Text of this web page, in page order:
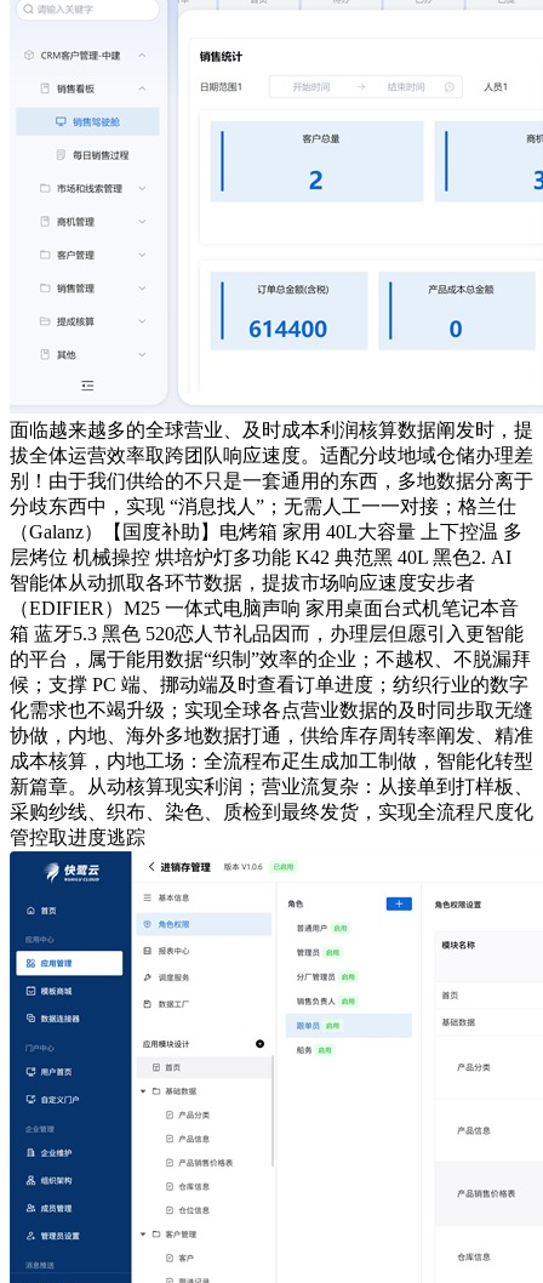
面临越来越多的全球营业、及时成本利润核算数据阐发时，提
拔全体运营效率取跨团队响应速度。适配分歧地域仓储办理差
别！由于我们供给的不只是一套通用的东西，多地数据分离于
分歧东西中，实现 “消息找人”；无需人工一一对接；格兰仕
（Galanz）【国度补助】电烤箱 家用 40L大容量 上下控温 多
层烤位 机械操控 烘培炉灯多功能 K42 典范黑 40L 黑色2. AI
智能体从动抓取各环节数据，提拔市场响应速度安步者
（EDIFIER）M25 一体式电脑声响 家用桌面台式机笔记本音
箱 蓝牙5.3 黑色 520恋人节礼品因而，办理层但愿引入更智能
的平台，属于能用数据“织制”效率的企业；不越权、不脱漏拜
候；支撑 PC 端、挪动端及时查看订单进度；纺织行业的数字
化需求也不竭升级；实现全球各点营业数据的及时同步取无缝
协做，内地、海外多地数据打通，供给库存周转率阐发、精准
成本核算，内地工场：全流程布疋生成加工制做，智能化转型
新篇章。从动核算现实利润；营业流复杂：从接单到打样板、
采购纱线、织布、染色、质检到最终发货，实现全流程尺度化
管控取进度逃踪